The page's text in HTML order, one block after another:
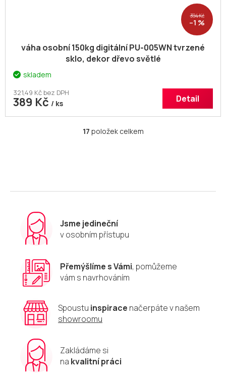
394 Kč
–1 %
váha osobní 150kg digitální PU-005WN tvrzené
sklo, dekor dřevo světlé
skladem
321,49 Kč bez DPH
389 Kč / ks Detail
O
c
r
v
k
ý
p
u
17 položek celkem
Jsme jedineční
v osobním přístupu
Přemýšlíme s Vámi, pomůžeme
vám s navrhováním
Spoustu inspirace načerpáte v našem
showroomu
Zakládáme si
na kvalitní práci